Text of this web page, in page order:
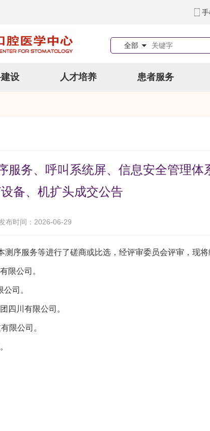
全部
设 人才培养 患者服务
服务、呼叫系统屏、信息安全管理体
备、机扩头成交公告
布时间：2026-06-29
测序服务等进行了磋商或比选，经评审委员会评审，现将
限公司。
司。
四川有限公司。
限公司。